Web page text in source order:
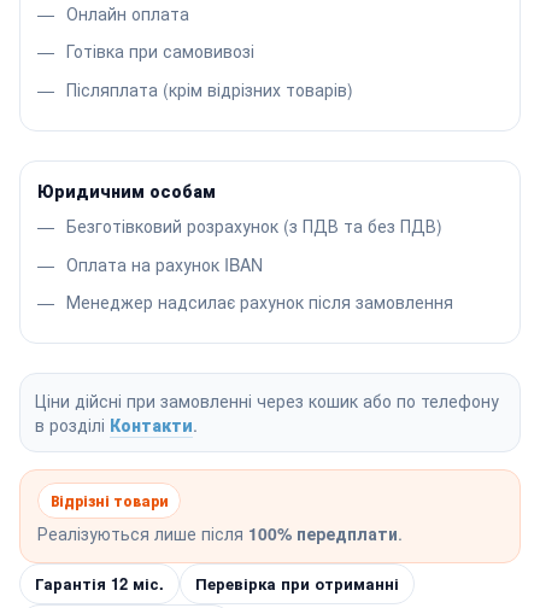
Онлайн оплата
Готівка при самовивозі
Післяплата (крім відрізних товарів)
Юридичним особам
Безготівковий розрахунок (з ПДВ та без ПДВ)
Оплата на рахунок IBAN
Менеджер надсилає рахунок після замовлення
Ціни дійсні при замовленні через кошик або по телефону
в розділі Контакти.
Відрізні товари
Реалізуються лише після 100% передплати.
Гарантія 12 міс.
Перевірка при отриманні